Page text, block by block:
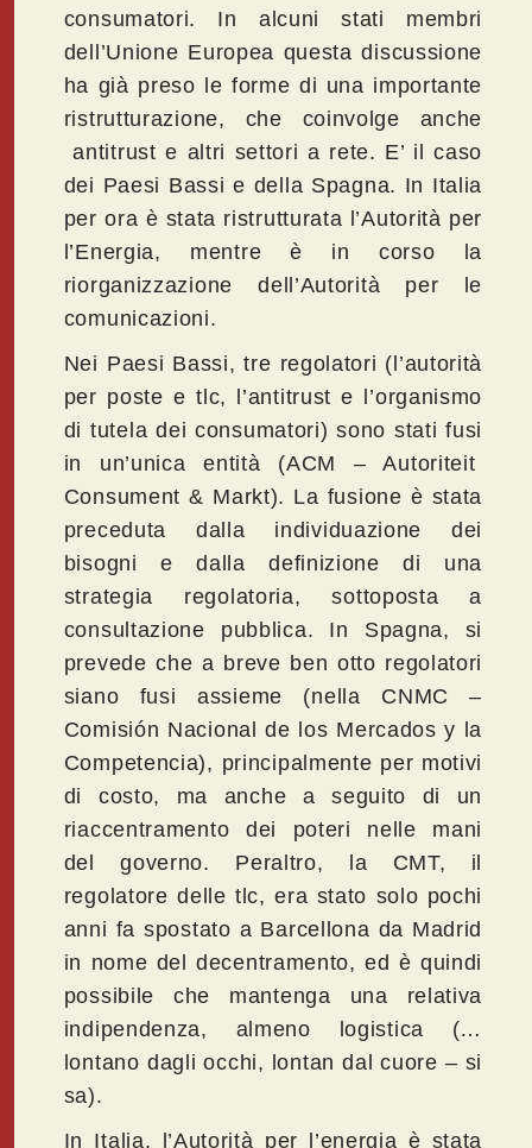
consumatori. In alcuni stati membri
dell’Unione Europea questa discussione
ha già preso le forme di una importante
ristrutturazione, che coinvolge anche
antitrust e altri settori a rete. E’ il caso
dei Paesi Bassi e della Spagna. In Italia
per ora è stata ristrutturata l’Autorità per
l’Energia, mentre è in corso la
riorganizzazione dell’Autorità per le
comunicazioni.
Nei Paesi Bassi, tre regolatori (l’autorità
per poste e tlc, l’antitrust e l’organismo
di tutela dei consumatori) sono stati fusi
in un’unica entità (ACM – Autoriteit
Consument & Markt). La fusione è stata
preceduta dalla individuazione dei
bisogni e dalla definizione di una
strategia regolatoria, sottoposta a
consultazione pubblica. In Spagna, si
prevede che a breve ben otto regolatori
siano fusi assieme (nella CNMC –
Comisión Nacional de los Mercados y la
Competencia), principalmente per motivi
di costo, ma anche a seguito di un
riaccentramento dei poteri nelle mani
del governo. Peraltro, la CMT, il
regolatore delle tlc, era stato solo pochi
anni fa spostato a Barcellona da Madrid
in nome del decentramento, ed è quindi
possibile che mantenga una relativa
indipendenza, almeno logistica (…
lontano dagli occhi, lontan dal cuore – si
sa).
In Italia, l’Autorità per l’energia è stata